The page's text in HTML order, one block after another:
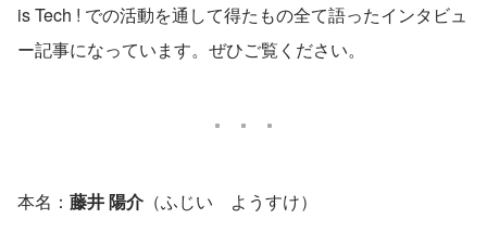
is Tech ! での活動を通して得たもの全て語ったインタビュ
ー記事になっています。ぜひご覧ください。
本名： 藤井 陽介（ふじい　ようすけ）